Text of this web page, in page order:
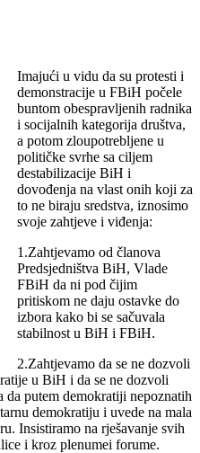
Imajući u vidu da su protesti i
demonstracije u FBiH počele
buntom obespravljenih radnika
i socijalnih kategorija društva,
a potom zloupotrebljene u
političke svrhe sa ciljem
destabilizacije BiH i
dovođenja na vlast onih koji za
to ne biraju sredstva, iznosimo
svoje zahtjeve i viđenja:
1.Zahtjevamo od članova
Predsjedništva BiH, Vlade
FBiH da ni pod čijim
pritiskom ne daju ostavke do
izbora kako bi se sačuvala
stabilnost u BiH i FBiH.
2.Zahtjevamo da se ne dozvoli
u BiH i da se ne dozvoli
putem demokratiji nepoznatih
demokratiju i uvede na mala
Insistiramo na rješavanje svih
i kroz plenumei forume.